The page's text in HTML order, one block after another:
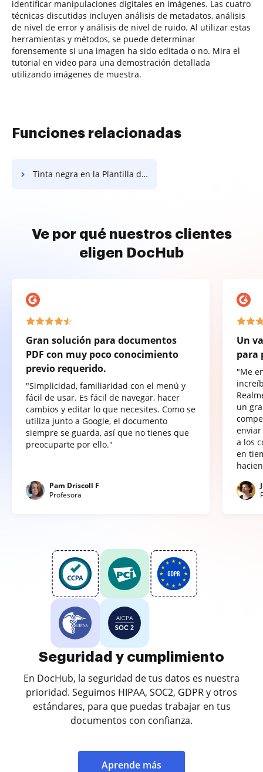
identificar manipulaciones digitales en imágenes. Las cuatro
técnicas discutidas incluyen análisis de metadatos, análisis
de nivel de error y análisis de nivel de ruido. Al utilizar estas
herramientas y métodos, se puede determinar
forensemente si una imagen ha sido editada o no. Mira el
tutorial en video para una demostración detallada
utilizando imágenes de muestra.
Funciones relacionadas
Tinta negra en la Plantilla de Acuerdo de Alquiler de Una Sola Página Simple
Ve por qué nuestros clientes
eligen DocHub
Gran solución para documentos
PDF con muy poco conocimiento
previo requerido.
"Simplicidad, familiaridad con el menú y
fácil de usar. Es fácil de navegar, hacer
cambios y editar lo que necesites. Como se
utiliza junto a Google, el documento
siempre se guarda, así que no tienes que
preocuparte por ello."
Pam Driscoll F
Profesora
Un
para
"Me
un
a los
en
Seguridad y cumplimiento
En DocHub, la seguridad de tus datos es nuestra
prioridad. Seguimos HIPAA, SOC2, GDPR y otros
estándares, para que puedas trabajar en tus
documentos con confianza.
Aprende más